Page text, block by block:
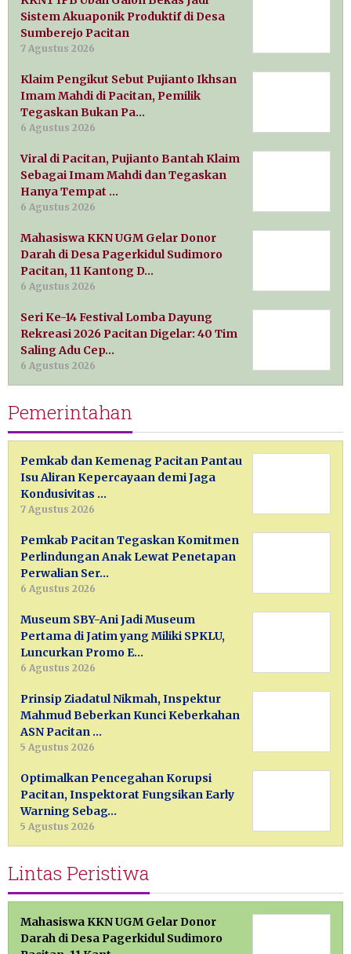
Sistem Akuaponik Produktif di Desa
Sumberejo Pacitan
7 Agustus 2026
Klaim Pengikut Sebut Pujianto Ikhsan
Imam Mahdi di Pacitan, Pemilik
Tegaskan Bukan Pa…
6 Agustus 2026
Viral di Pacitan, Pujianto Bantah Klaim
Sebagai Imam Mahdi dan Tegaskan
Hanya Tempat …
6 Agustus 2026
Mahasiswa KKN UGM Gelar Donor
Darah di Desa Pagerkidul Sudimoro
Pacitan, 11 Kantong D…
6 Agustus 2026
Seri Ke-14 Festival Lomba Dayung
Rekreasi 2026 Pacitan Digelar: 40 Tim
Saling Adu Cep…
6 Agustus 2026
Pemerintahan
Pemkab dan Kemenag Pacitan Pantau
Isu Aliran Kepercayaan demi Jaga
Kondusivitas …
7 Agustus 2026
Pemkab Pacitan Tegaskan Komitmen
Perlindungan Anak Lewat Penetapan
Perwalian Ser…
6 Agustus 2026
Museum SBY-Ani Jadi Museum
Pertama di Jatim yang Miliki SPKLU,
Luncurkan Promo E…
6 Agustus 2026
Prinsip Ziadatul Nikmah, Inspektur
Mahmud Beberkan Kunci Keberkahan
ASN Pacitan …
5 Agustus 2026
Optimalkan Pencegahan Korupsi
Pacitan, Inspektorat Fungsikan Early
Warning Sebag…
5 Agustus 2026
Lintas Peristiwa
Mahasiswa KKN UGM Gelar Donor
Darah di Desa Pagerkidul Sudimoro